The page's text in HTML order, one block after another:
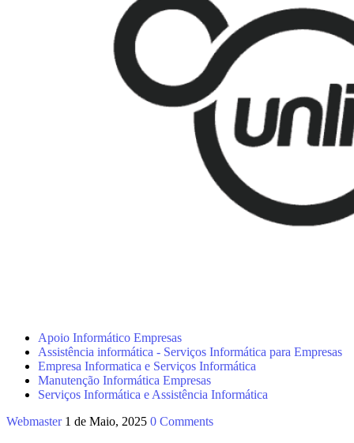
Apoio Informático Empresas
Assistência informática - Serviços Informática para Empresas
Empresa Informatica e Serviços Informática
Manutenção Informática Empresas
Serviços Informática e Assistência Informática
Webmaster 1 de Maio, 2025 0 Comments